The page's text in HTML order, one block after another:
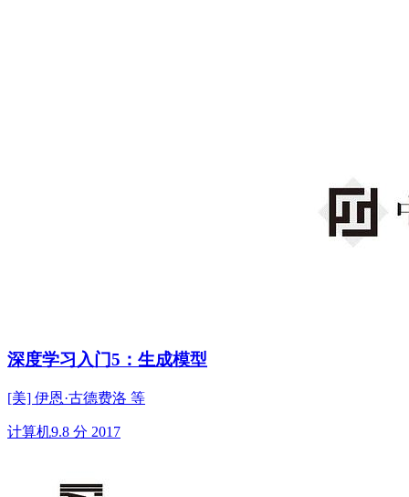
深度学习入门5：生成模型
[美] 伊恩·古德费洛 等
计算机9.8 分 2017